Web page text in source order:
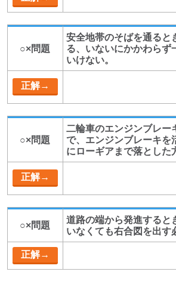
○×問題
安全地帯のそばを通ると
る、いないにかかわらず
いけない。
○×問題
二輪車のエンジンブレー
で、エンジンブレーキを
にローギアまで落とした
○×問題
道路の端から発進すると
いなくても右合図を出す